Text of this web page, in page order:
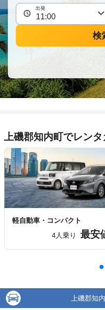
出発
検
上磯郡知内町でレン
軽自動車・コンパクト
4人乗り
最安
上磯郡知